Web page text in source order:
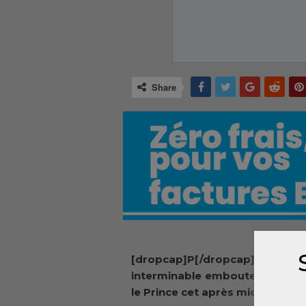
Share
[dropcap]P[/
interminable embouteillage
le Prince cet après midi du lundi